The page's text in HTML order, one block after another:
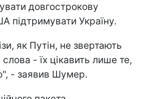
довгострокову
підтримувати Україну.
як Путін, не звертають
- їх цікавить лише те,
- заявив Шумер.